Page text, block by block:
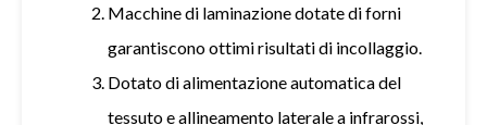
Macchine di laminazione dotate di forni
garantiscono ottimi risultati di incollaggio.
Dotato di alimentazione automatica del
tessuto e allineamento laterale a infrarossi,